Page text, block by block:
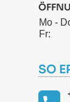
Mo -
Fr:
SO